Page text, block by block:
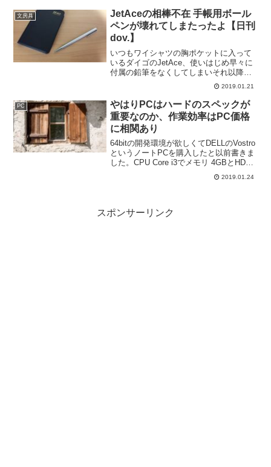
おりました。一日中、自宅でのんびりで
す。DVD見て、本を読ん...
文房具
JetAceの相棒不在 手帳用ボール
ペンが壊れてしまたったよ【日刊
dov.】
いつもワイシャツの胸ポケットに入って
いるダイゴのJetAce、使いはじめ早々に
付属の鉛筆をなくしてしまいそれ以降手
帳用ボールペンで書いておりましたが、
とうとうその手帳用ボールペンが壊れて
しまいました。ペン先を出したまま固定
できなくなった手帳...
2019.01.21
PC
やはりPCはハードのスペックが
重要なのか、作業効率はPC価格
に相関あり
64bitの開発環境が欲しくてDELLのVostro
というノートPCを購入したと以前書きま
した。CPU Core i3でメモリ 4GBとHDD
1TBという構成でWindows10でいうとそ
んなに贅沢な構成ではなく、でもデュア
2019.01.24
スポンサーリンク